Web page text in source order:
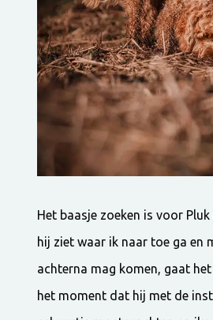
Het baasje zoeken is voor
hij ziet waar ik naar toe ga en
achterna mag komen, gaat
het moment dat hij met de